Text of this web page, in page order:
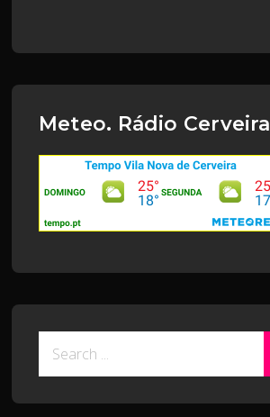
Meteo. Rádio Cerveira